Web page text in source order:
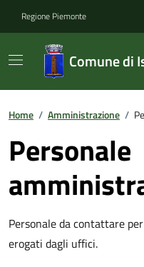
Regione Piemonte
Comune di
Home / Amministrazione /
Personale
Personale da contattare
erogati dagli uffici.